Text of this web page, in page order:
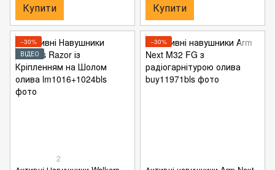
Купити Купити
−30%
ВІДЕО
2
−30%